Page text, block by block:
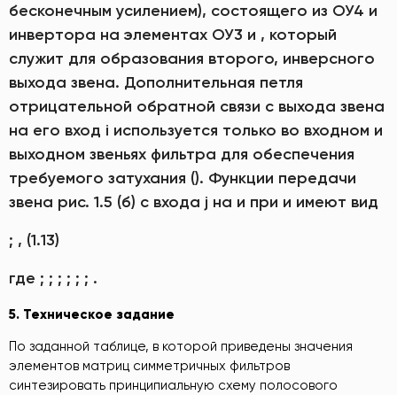
бесконечным усилением), состоящего из ОУ4 и
инвертора на элементах ОУ3 и , который
служит для образования второго, инверсного
выхода звена. Дополнительная петля
отрицательной обратной связи с выхода звена
на его вход i используется только во входном и
выходном звеньях фильтра для обеспечения
требуемого затухания (). Функции передачи
звена рис. 1.5 (б) с входа j на и при и имеют вид
; , (1.13)
где ; ; ; ; ; ; .
5. Техническое задание
По заданной таблице, в которой приведены значения
элементов матриц симметричных фильтров
синтезировать принципиальную схему полосового